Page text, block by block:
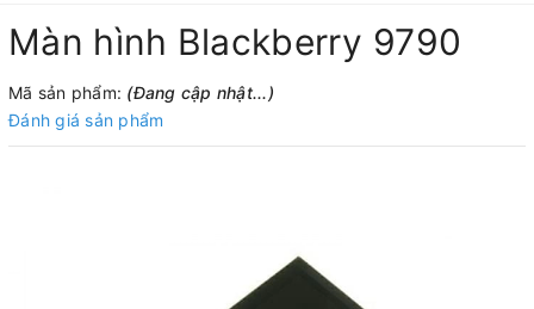
Màn hình Blackberry 9790
Mã sản phẩm: (Đang cập nhật...)
Đánh giá sản phẩm